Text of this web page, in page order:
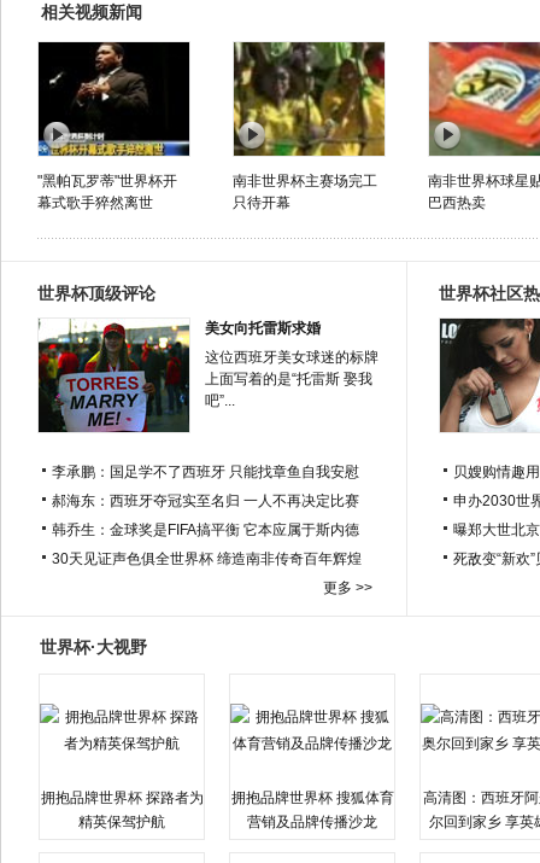
相关视频新闻
"黑帕瓦罗蒂"世界杯开
幕式歌手猝然离世
南非世界杯主赛场完工
只待开幕
南非世界杯球星
巴西热卖
世界杯顶级评论
美女向托雷斯求婚
这位西班牙美女球迷的标牌
上面写着的是“托雷斯 娶我
吧”...
李承鹏：国足学不了西班牙 只能找章鱼自我安慰
郝海东：西班牙夺冠实至名归 一人不再决定比赛
韩乔生：金球奖是FIFA搞平衡 它本应属于斯内德
30天见证声色俱全世界杯 缔造南非传奇百年辉煌
更多 >>
世界杯社区
贝嫂购情趣
申办2030世
曝郑大世北
死敌变“新欢
世界杯·大视野
拥抱品牌世界杯 探路者为
精英保驾护航
拥抱品牌世界杯 搜狐体育
营销及品牌传播沙龙
高清图：西班牙
尔回到家乡 享英